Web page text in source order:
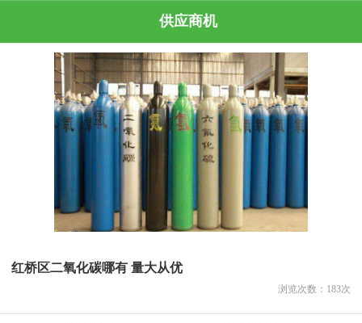
供应商机
红桥区二氧化碳哪有 量大从优
浏览次数： 183次